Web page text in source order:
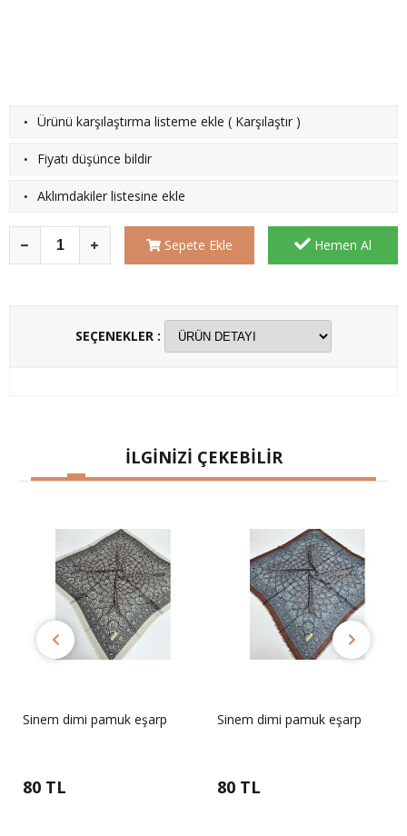
· Ürünü karşılaştırma listeme ekle ( Karşılaştır )
· Fiyatı düşünce bildir
· Aklımdakiler listesine ekle
Sepete Ekle Hemen Al
SEÇENEKLER :
İLGİNİZİ ÇEKEBİLİR
Sinem dimi pamuk eşarp
80 TL
Sinem dimi pamuk eşarp
80 TL